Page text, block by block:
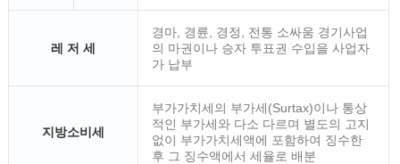
레 저 세
경마, 경륜, 경정, 전통 소싸움 경기사업
의 마권이나 승자 투표권 수입을 사업자
가 납부
지방소비세
부가가치세의 부가세(Surtax)이나 통상
적인 부가세와 다소 다르며 별도의 고지
없이 부가가치세액에 포함하여 징수한
후 그 징수액에서 세율로 배분